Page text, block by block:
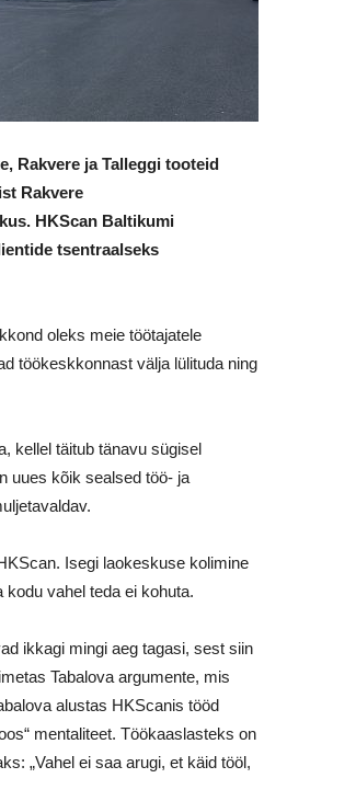
Rakvere ja Talleggi tooteid
Rakvere
HKScan Baltikumi
tsentraalseks
oleks meie töötajatele
töökeskkonnast välja lülituda ning
kellel täitub tänavu sügisel
uues kõik sealsed töö- ja
Isegi laokeskuse kolimine
vahel teda ei kohuta.
ikkagi mingi aeg tagasi, sest siin
Tabalova argumente, mis
alustas HKScanis tööd
mentaliteet. Töökaaslasteks on
„Vahel ei saa arugi, et käid tööl,